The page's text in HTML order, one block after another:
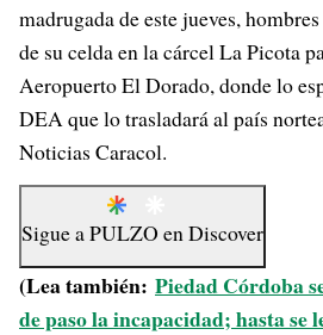
madrugada de este jueves,
de su celda en la cárcel La Picota
Aeropuerto El Dorado, donde lo
DEA que lo trasladará al país
Noticias Caracol.
Sigue aPULZO enDiscover
(Lea también: Piedad Córdoba
de paso la incapacidad; hasta se